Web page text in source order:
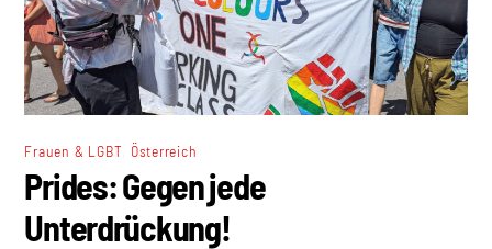
Frauen & LGBT Österreich
Prides: Gegen jede
Unterdrückung!